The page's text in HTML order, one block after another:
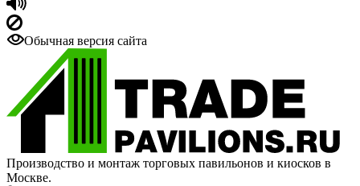
Обычная версия сайта
Производство и монтаж торговых павильонов и киосков в
Москве.